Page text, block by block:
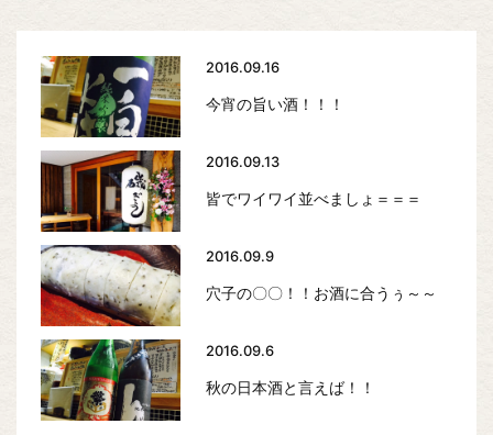
2016.09.16
今宵の旨い酒！！！
2016.09.13
皆でワイワイ並べましょ＝＝＝
2016.09.9
穴子の〇〇！！お酒に合うぅ～～
2016.09.6
秋の日本酒と言えば！！